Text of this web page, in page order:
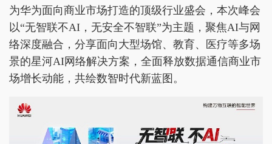
为华为面向商业市场打造的顶级行业盛会，本次峰会
以“无智联不AI，无安全不智联”为主题，聚焦AI与网
络深度融合，分享面向大型场馆、教育、医疗等多场
景的星河AI网络解决方案，全面释放数据通信商业市
场增长动能，共绘数智时代新蓝图。